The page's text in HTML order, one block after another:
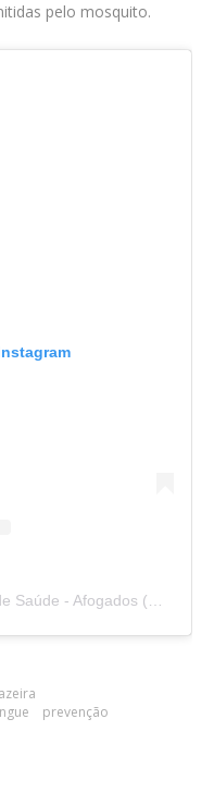
pelo mosquito.
prevenção